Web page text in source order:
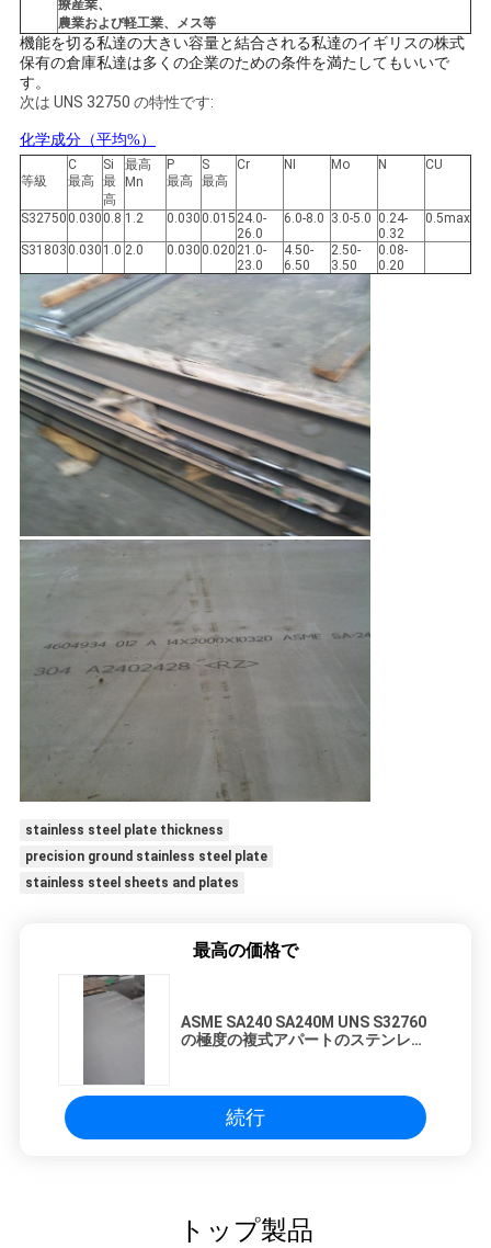
地
図
PRIVACY
POLICY
療産業、
農業および軽工業、メス等
機能を切る私達の大きい容量と結合される私達のイギリスの株式
保有の倉庫私達は多くの企業のための条件を満たしてもいいで
す。
次は UNS 32750 の特性です:
化学成分（平均%）
等級
C
最高
Si
最
高
最高
Mn
P
最高
S
最高
Cr NI Mo N CU
S32750 0.030 0.8 1.2 0.030 0.015 24.0-
26.0
6.0-8.0 3.0-5.0 0.24-
0.32
0.5max
S31803 0.030 1.0 2.0 0.030 0.020 21.0-
23.0
4.50-
6.50
2.50-
3.50
0.08-
0.20
stainless steel plate thickness
precision ground stainless steel plate
stainless steel sheets and plates
最高の価格で
ASME SA240 SA240M UNS S32760
の極度の複式アパートのステンレス
続行
トップ製品